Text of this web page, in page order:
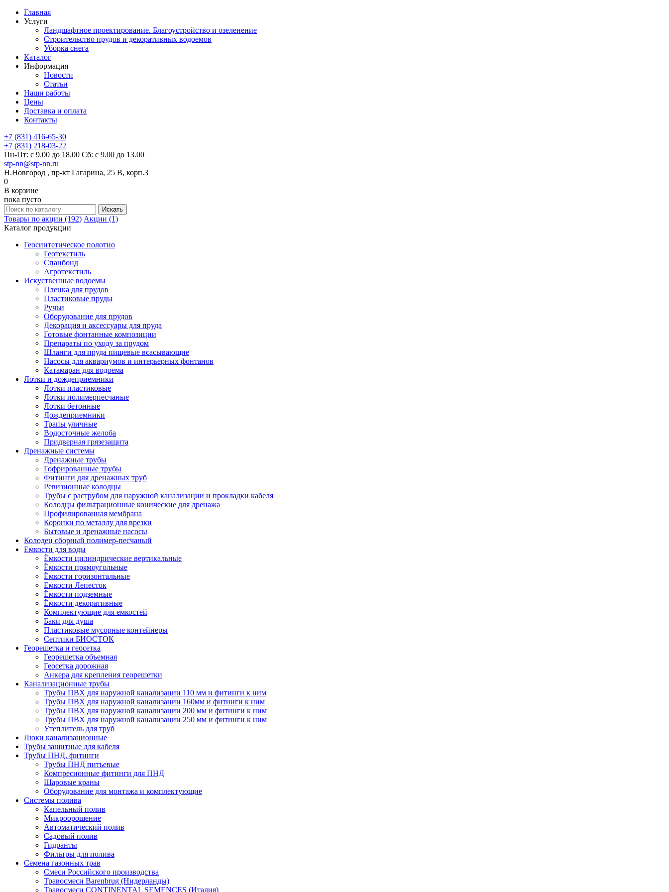
Главная
Услуги
Ландшафтное проектирование. Благоустройство и озеленение
Строительство прудов и декоративных водоемов
Уборка снега
Каталог
Информация
Новости
Статьи
Наши работы
Цены
Доставка и оплата
Контакты
+7 (831) 416-65-30
+7 (831) 218-03-22
Пн-Пт: с 9.00 до 18.00 Сб: с 9.00 до 13.00
stp-nn@stp-nn.ru
Н.Новгород , пр-кт Гагарина, 25 В, корп.3
0
В корзине
пока пусто
Товары по акции (192) Акции (1)
Каталог продукции
Геосинтетическое полотно
Геотекстиль
Спанбонд
Агротекстиль
Искуственные водоемы
Пленка для прудов
Пластиковые пруды
Ручьи
Оборудование для прудов
Декорация и аксессуары для пруда
Готовые фонтанные композиции
Препараты по уходу за прудом
Шланги для пруда пищевые всасывающие
Насосы для аквариумов и интерьерных фонтанов
Катамаран для водоема
Лотки и дождеприемники
Лотки пластиковые
Лотки полимерпесчаные
Лотки бетонные
Дождеприемники
Трапы уличные
Водосточные желоба
Придверная грязезащита
Дренажные системы
Дренажные трубы
Гофрированные трубы
Фитинги для дренажных труб
Ревизионные колодцы
Трубы с раструбом для наружной канализации и прокладки кабеля
Колодцы фильтрационные конические для дренажа
Профилированная мембрана
Коронки по металлу для врезки
Бытовые и дренажные насосы
Колодец сборный полимер-песчаный
Емкости для воды
Ёмкости цилиндрические вертикальные
Ёмкости прямоугольные
Ёмкости горизонтальные
Емкости Лепесток
Ёмкости подземные
Ёмкости декоративные
Комплектующие для емкостей
Баки для душа
Пластиковые мусорные контейнеры
Септики БИОСТОК
Георешетка и геосетка
Георешетка объемная
Геосетка дорожная
Анкера для крепления георешетки
Канализационные трубы
Трубы ПВХ для наружной канализации 110 мм и фитинги к ним
Трубы ПВХ для наружной канализации 160мм и фитинги к ним
Трубы ПВХ для наружной канализации 200 мм и фитинги к ним
Трубы ПВХ для наружной канализации 250 мм и фитинги к ним
Утеплитель для труб
Люки канализационные
Трубы защитные для кабеля
Трубы ПНД, фитинги
Трубы ПНД питьевые
Компресионные фитинги для ПНД
Шаровые краны
Оборудование для монтажа и комплектующие
Системы полива
Капельный полив
Микроорошение
Автоматический полив
Садовый полив
Гидранты
Фильтры для полива
Семена газонных трав
Смеси Российского производства
Травосмеси Barenbrug (Нидерланды)
Травосмеси CONTINENTAL SEMENCES (Италия)